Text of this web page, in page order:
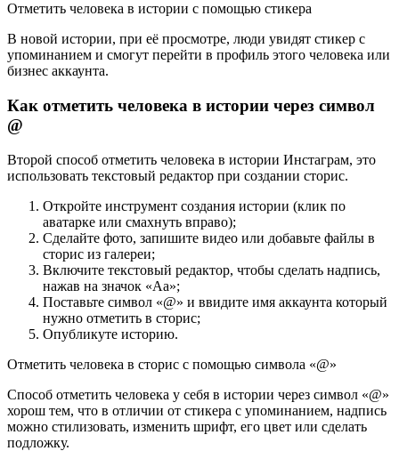
Отметить человека в истории с помощью стикера
В новой истории, при её просмотре, люди увидят стикер с
упоминанием и смогут перейти в профиль этого человека или
бизнес аккаунта.
Как отметить человека в истории через символ
@
Второй способ отметить человека в истории Инстаграм, это
использовать текстовый редактор при создании сторис.
Откройте инструмент создания истории (клик по
аватарке или смахнуть вправо);
Сделайте фото, запишите видео или добавьте файлы в
сторис из галереи;
Включите текстовый редактор, чтобы сделать надпись,
нажав на значок «Аа»;
Поставьте символ «@» и ввидите имя аккаунта который
нужно отметить в сторис;
Опубликуте историю.
Отметить человека в сторис с помощью символа «@»
Способ отметить человека у себя в истории через символ «@»
хорош тем, что в отличии от стикера с упоминанием, надпись
можно стилизовать, изменить шрифт, его цвет или сделать
подложку.